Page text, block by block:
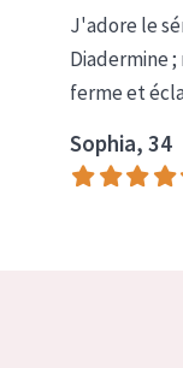
J'adore le
Diadermine
ferme et
Sophia, 34